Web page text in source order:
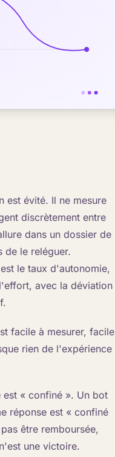
est évité. Il ne mesure
discrètement entre
dans un dossier de
de le reléguer.
le taux d'autonomie,
avec la déviation
facile à mesurer, facile
rien de l'expérience
« confiné ». Un bot
réponse est « confiné
être remboursée,
une victoire.